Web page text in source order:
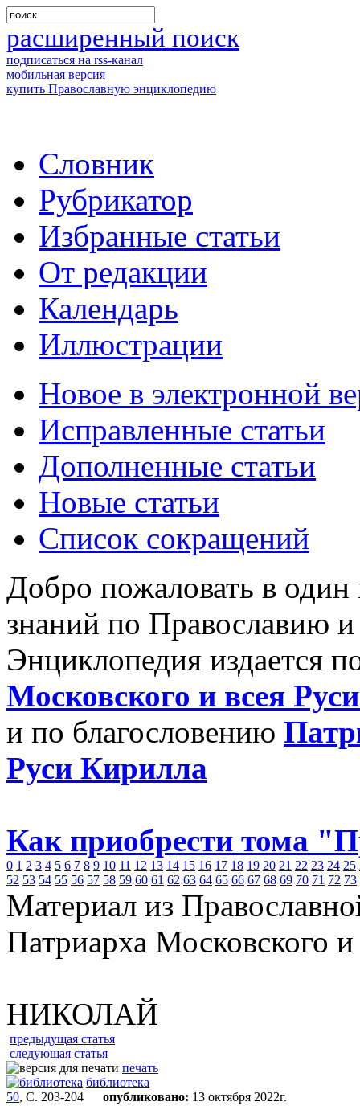
расширенный поиск
подписаться на rss-канал
мобильная версия
купить Православную энциклопедию
Словник
Рубрикатор
Избранные статьи
От редакции
Календарь
Иллюстрации
Новое в электронной
Исправленные статьи
Дополненные статьи
Новые статьи
Список сокращений
Добро пожаловать в
знаний по Православию
Энциклопедия издается
Московского и всея
и по благословению
Руси Кирилла
Как приобрести тома
0 1 2 3 4 5 6 7 8 9 10 11 12 13 14 15 16 17 18 19 20 21 22 23 24 25
52 53 54 55 56 57 58 59 60 61 62 63 64 65 66 67 68 69 70 71 72 73
Материал из
Патриарха Московского
НИКОЛАЙ
предыдущая статья
следующая статья
печать
библиотека
50, С. 203-204 опубликовано: 13 октября 2022г.